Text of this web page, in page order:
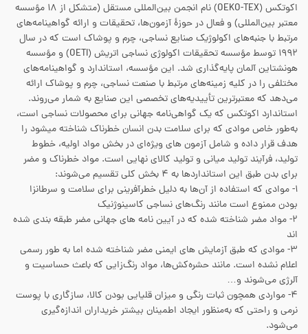
اکوتکس (OEKO-TEX) نام انجمن بین‌المللی مستقل (متشکل از ۱۸ مؤسسه
معتبر بین‌المللی) و فعال در حوزهٔ آزمون‌ها، تحقیقات و ارائه گواهینامه‌های
مرتبط با جنبه‌های اکولوژیک صنایع نساجی، چرم و پوشاک است که در سال
۱۹۹۲ توسط مؤسسه تحقیقات اکولوژی نساجی اتریش (OETI) و مؤسسه
هونشتاین آلمان پایه‌گذاری شد. این مؤسسه، استاندارد و گواهینامه‌های
مختلفی را در کلیه زمینه‌های مرتبط با صنعت نساجی، چرم و پوشاک ارائه
می‌دهد که معتبرترین تأییدیه‌های تخصصی این صنایع به شمار می‌روند.
استاندارد اکوتکس که یک گواهی‌نامه جهانی برای محصولات نساجی است،
به‌طور خاص موادی که برای سلامت بدن انسان خطرناک شناخته میشود را
هدف قرار داده و شامل آزمون های ویژه‌ای در بخش مواد اولیه، خطوط
تولید، فرآیند تولید میانی و تولید کالای نهایی است. مواد خطرناک و مضر
برای بدن طبق این استانداردها به ۴ بخش کلی تقسیم می‌شوند:
۱- موادی که استفاده از آن‌ها به دلیل خطرآفرینی برای سلامت و سرطانزا
بودن ممنوع است مانند رنگ‌های نساجی کاسینوژنیک
۲- مواد مضر شناخته شده که در آیین نامه های جهانی مضر طبقه بندی شده
اند
۳- موادی که طبق آزمایش های ایمنی مضر شناخته شده اما به طور رسمی
اعلام نشده است. مانند حشره‌کش‌ها، مواد رنگ‌زایی که باعث حساسیت و
آلرژی می‌شوند و…
۴- مواردی همچون ثبات رنگی و میزان قلیایی بودن کالا، سازگاری با پوست
نرمی و راحتی که به‌منظور ایجاد اطمینان بیشتر خریداران اندازه‌گیری
می‌شود.